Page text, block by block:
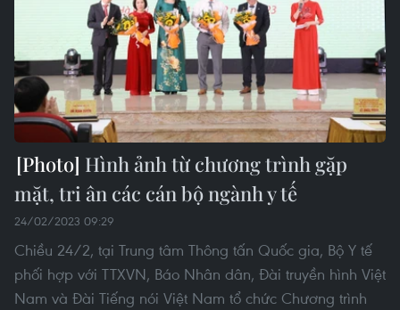
Hình ảnh từ chương trình gặp
mặt, tri ân các cán bộ ngành y tế
24/02/2023 09:29
Chiều 24/2, tại Trung tâm Thông tấn Quốc gia, Bộ Y tế
phối hợp với TTXVN, Báo Nhân dân, Đài truyền hình Việt
Nam và Đài Tiếng nói Việt Nam tổ chức Chương trình